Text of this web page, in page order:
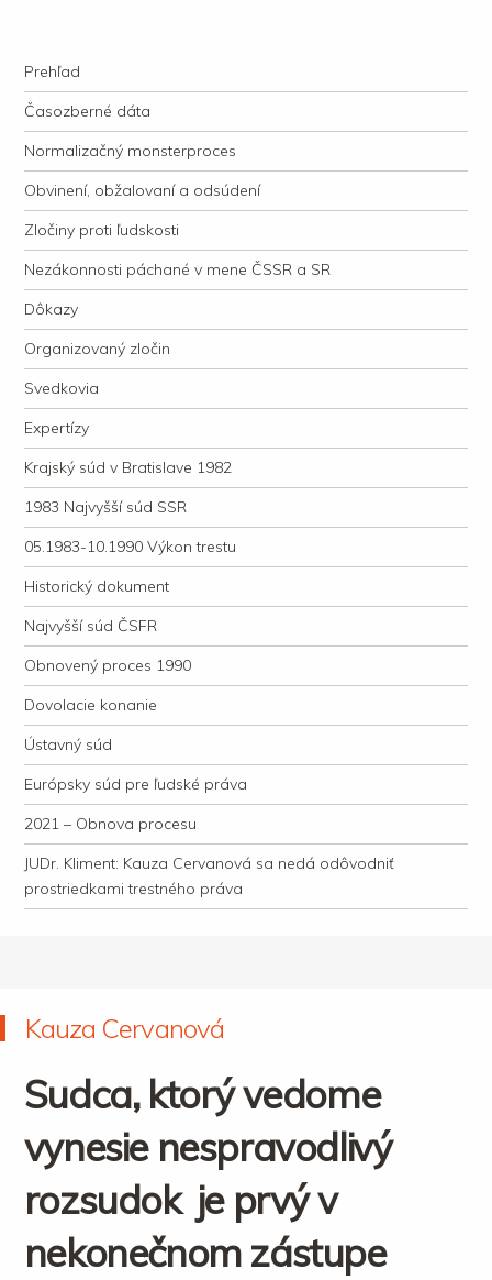
justície
Navigation
Skip to content
Prehľad
Časozberné dáta
Normalizačný monsterproces
Obvinení, obžalovaní a odsúdení
Zločiny proti ľudskosti
Nezákonnosti páchané v mene ČSSR a SR
Dôkazy
Organizovaný zločin
Svedkovia
Expertízy
Krajský súd v Bratislave 1982
1983 Najvyšší súd SSR
05.1983-10.1990 Výkon trestu
Historický dokument
Najvyšší súd ČSFR
Obnovený proces 1990
Dovolacie konanie
Ústavný súd
Európsky súd pre ľudské práva
2021 – Obnova procesu
JUDr. Kliment: Kauza Cervanová sa nedá odôvodniť
prostriedkami trestného práva
Kauza Cervanová
Sudca, ktorý vedome
vynesie nespravodlivý
rozsudok je prvý v
nekonečnom zástupe